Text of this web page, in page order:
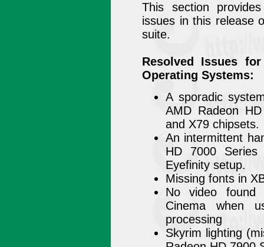
This section
issues in this release
suite.
Resolved Issues
Operating Systems:
A sporadic
AMD Radeon
and X79 chipsets.
An intermittent
HD 7000
Eyefinity setup.
Missing fonts in
No video found
Cinema when
processing
Skyrim lighting